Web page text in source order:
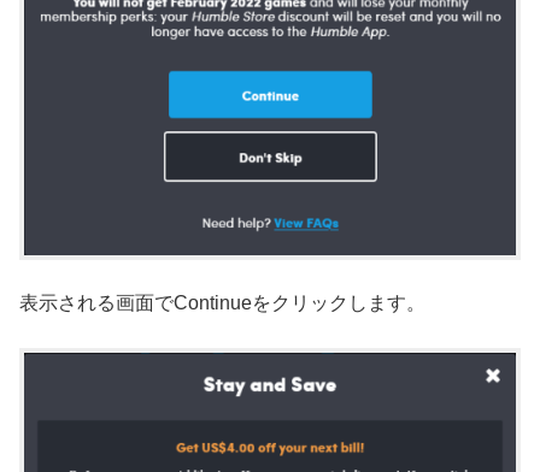
表示される画面でContinueをクリックします。